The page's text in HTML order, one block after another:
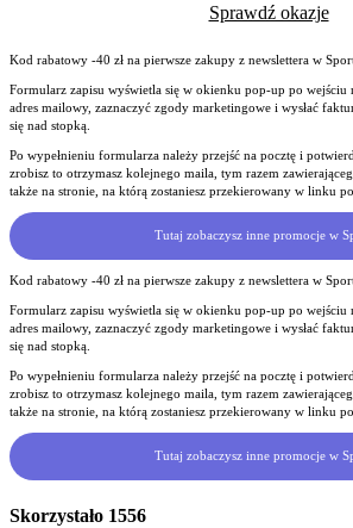
Sprawdź okazje
Kod rabatowy -40 zł na pierwsze zakupy z newslettera w
Formularz zapisu wyświetla się w okienku pop-up po wejściu
adres mailowy, zaznaczyć zgody marketingowe i wysłać
się nad stopką.
Po wypełnieniu formularza należy przejść na pocztę i
zrobisz to otrzymasz kolejnego maila, tym razem
także na stronie, na którą zostaniesz przekierowany w linku
Tutaj zobaczysz inne promocje w
Kod rabatowy -40 zł na pierwsze zakupy z newslettera w
Formularz zapisu wyświetla się w okienku pop-up po wejściu
adres mailowy, zaznaczyć zgody marketingowe i wysłać
się nad stopką.
Po wypełnieniu formularza należy przejść na pocztę i
zrobisz to otrzymasz kolejnego maila, tym razem
także na stronie, na którą zostaniesz przekierowany w linku
Tutaj zobaczysz inne promocje w
Skorzystało 1556